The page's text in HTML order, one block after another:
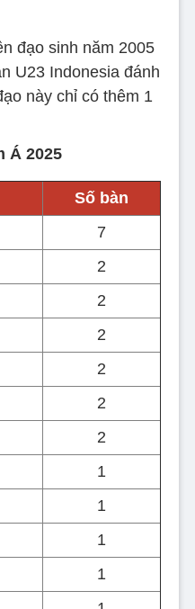
đạo sinh năm 2005
U23 Indonesia đánh
này chỉ có thêm 1
Á 2025
Số bàn
7
2
2
2
2
2
2
1
1
1
1